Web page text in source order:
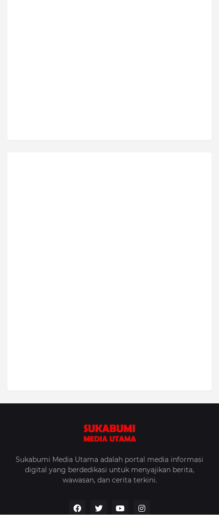
Sukabumi Media Utama adalah portal media informasi
digital yang berdedikasi untuk menyajikan berita,
wawasan, dan cerita terkini.